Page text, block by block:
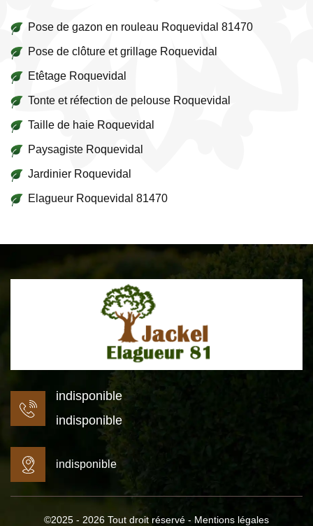
Pose de gazon en rouleau Roquevidal 81470
Pose de clôture et grillage Roquevidal
Etêtage Roquevidal
Tonte et réfection de pelouse Roquevidal
Taille de haie Roquevidal
Paysagiste Roquevidal
Jardinier Roquevidal
Elagueur Roquevidal 81470
indisponible
indisponible
indisponible
©2025 - 2026 Tout droit réservé - Mentions légales